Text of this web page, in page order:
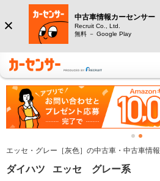
中古車情報カーセンサー
Recruit Co., Ltd.
無料 － Google Play
エッセ・グレー［灰色］の中古車・中古車情報
ダイハツ エッセ グレー系